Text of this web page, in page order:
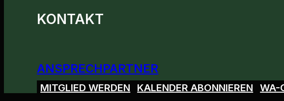
KONTAKT
ANSPRECHPARTNER
MITGLIED WERDEN KALENDER ABONNIEREN WA-